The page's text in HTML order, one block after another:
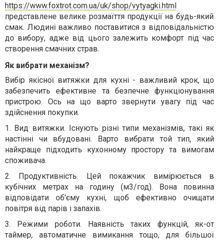
https://www.foxtrot.com.ua/uk/shop/vytyagki.html
представлене велике розмаїття продукції на будь-який
смак. Людині важливо поставитися з відповідальністю
до вибору, адже від цього залежить комфорт під час
створення смачних страв.
Як вибрати механізм?
Вибір якісної витяжки для кухні - важливий крок, що
забезпечить ефективне та безпечне функціонування
пристрою. Ось на що варто звернути увагу під час
здійснення покупки.
1. Вид витяжки. Існують різні типи механізмів, такі як
настінні чи вбудовані. Варто вибрати той тип, який
найкраще підходить кухонному простору та вимогам
споживача.
2. Продуктивність. Цей покажчик вимірюється в
кубічних метрах на годину (м3/год). Вона повинна
відповідати об'єму кухні, щоб ефективно очищати
повітря від парів і запахів.
3. Режими роботи. Наявність таких функцій, як-от
таймер, автоматичне вимикання тощо, для більшої